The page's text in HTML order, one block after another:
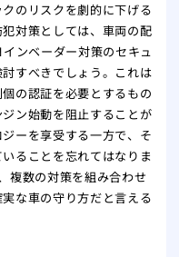
のリスクを劇的に下げる
対策としては、車両の配
ンベーダー対策のセキュ
すべきでしょう。これは
の認証を必要とするもの
ン始動を阻止することが
ーを享受する一方で、そ
ることを忘れてはなりま
複数の対策を組み合わせ
な車の守り方だと言える